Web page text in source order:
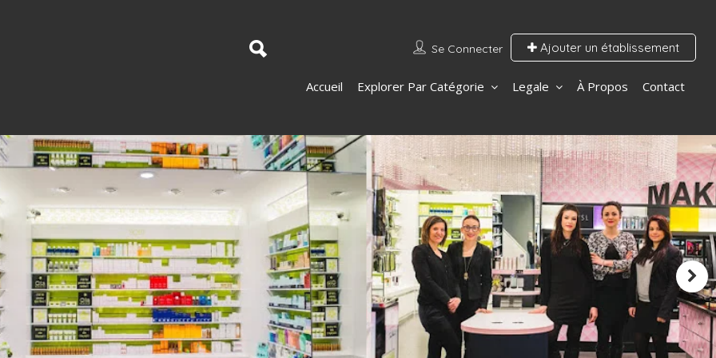
Se Connecter Ajouter un établissement
Accueil Explorer Par Catégorie Legale À Propos Contact